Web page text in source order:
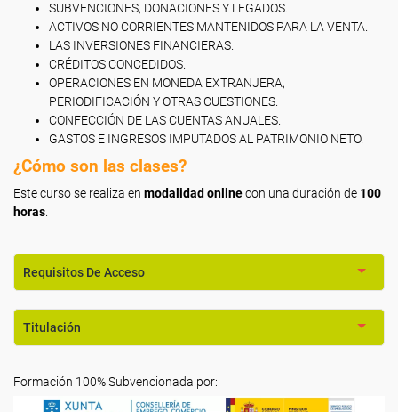
SUBVENCIONES, DONACIONES Y LEGADOS.
ACTIVOS NO CORRIENTES MANTENIDOS PARA LA VENTA.
LAS INVERSIONES FINANCIERAS.
CRÉDITOS CONCEDIDOS.
OPERACIONES EN MONEDA EXTRANJERA,
PERIODIFICACIÓN Y OTRAS CUESTIONES.
CONFECCIÓN DE LAS CUENTAS ANUALES.
GASTOS E INGRESOS IMPUTADOS AL PATRIMONIO NETO.
¿Cómo son las clases?
Este curso se realiza en modalidad onlinecon una duración de 100
horas
Requisitos De Acceso
Titulación
Formación 100% Subvencionada por: